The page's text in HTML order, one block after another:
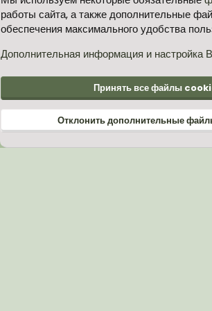
Согласие на обработку персональных данных
R
Community platform by XenForo ® © 2010-2026
работы сайта, а также дополнительные
обеспечения максимального удобства
Дополнительная информация и настройка
Принять все файлы
Отклонить дополнительные